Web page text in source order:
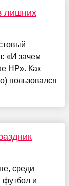
лишних
«И зачем
HP». Как
пользовался
среди
футбол и